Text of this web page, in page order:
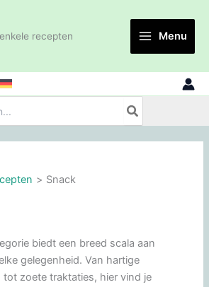
recepten Menu
Snack
biedt een breed scala aan
gelegenheid. Van hartige
zoete traktaties, hier vind je